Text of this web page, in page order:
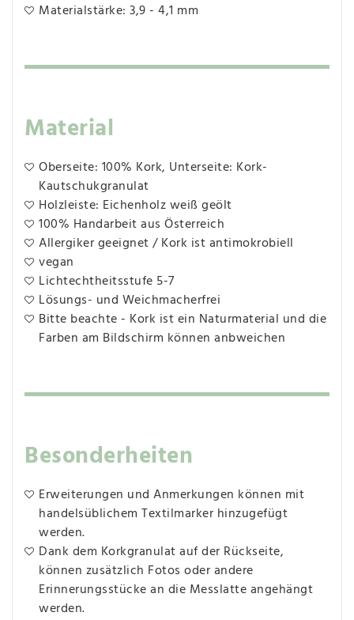
Materialstärke: 3,9 - 4,1 mm
Material
Oberseite: 100% Kork, Unterseite: Kork-
Kautschukgranulat
Holzleiste: Eichenholz weiß geölt
100% Handarbeit aus Österreich
Allergiker geeignet / Kork ist antimokrobiell
vegan
Lichtechtheitsstufe 5-7
Lösungs- und Weichmacherfrei
Bitte beachte - Kork ist ein Naturmaterial und die
Farben am Bildschirm können anbweichen
Besonderheiten
Erweiterungen und Anmerkungen können mit
handelsüblichem Textilmarker hinzugefügt
werden.
Dank dem Korkgranulat auf der Rückseite,
können zusätzlich Fotos oder andere
Erinnerungsstücke an die Messlatte angehängt
werden.